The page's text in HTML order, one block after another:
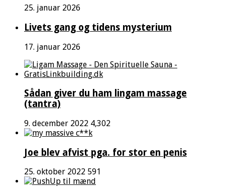
25. januar 2026
Livets gang og tidens mysterium
17. januar 2026
Sådan giver du ham lingam massage
(tantra)
9. december 2022 4,302
Joe blev afvist pga. for stor en penis
25. oktober 2022 591